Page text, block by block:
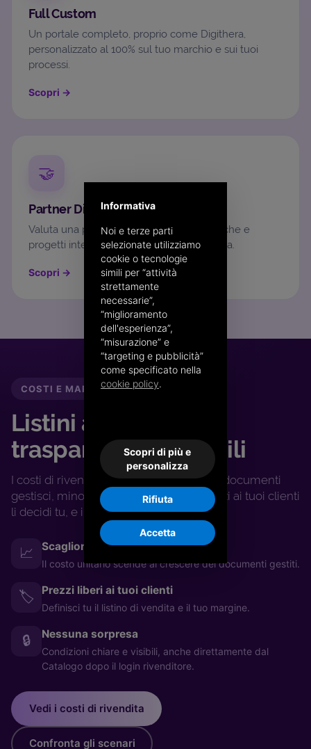
Full Custom
Un portale completo, proprio come Digithera,
personalizzato al 100% sul tuo marchio e sui tuoi
processi.
Scopri →
🤝
Partner Digithera
Valuta una partnership per attività sinergiche e
progetti integrati di fatturazione elettronica.
Scopri →
COSTI E MARGINI
Listini a scaglioni,
trasparenti e scalabili
I costi di rivendita seguono i volumi: più documenti
gestisci, minore è il costo unitario. I prezzi ai tuoi clienti
li decidi tu, e il margine resta a te.
📈 Scaglioni sui volumi
Il costo unitario scende al crescere dei documenti gestiti.
🏷️ Prezzi liberi ai tuoi clienti
Definisci tu il listino di vendita e il tuo margine.
🔒 Nessuna sorpresa
Condizioni chiare e visibili, anche direttamente dal
Catalogo dopo il login rivenditore.
Vedi i costi di rivendita
Confronta gli scenari
Informativa
Noi e terze parti
selezionate utilizziamo
cookie o tecnologie
simili per “attività
strettamente
necessarie”,
“miglioramento
dell'esperienza”,
“misurazione” e
“targeting e pubblicità”
come specificato nella
cookie policy.
Scopri di più e
personalizza
Rifiuta
Accetta